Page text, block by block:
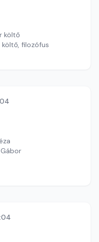
költő
költő, filozófus